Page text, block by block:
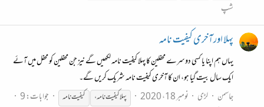
شپ
پہلا اور آخری کیفیت نامہ
یہاں ہم اپنا یا کسی دوسرے محفلین کا پہلا کیفیت نامہ لکھیں گے نیز جن محفلین کو محفل میں آئے
ایک سال بیت گیا ہو، ان کا آخری کیفیت نامہ شریک کریں گے۔
جاسمن
لڑی نومبر 18، 2020 پہلاکیفیتنامہ، کیفیتنامہ
جوابات: 9